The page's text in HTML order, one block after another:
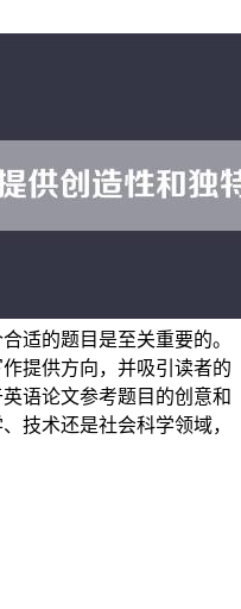
适的题目是至关重要的。
提供方向，并吸引读者的
语论文参考题目的创意和
技术还是社会科学领域，